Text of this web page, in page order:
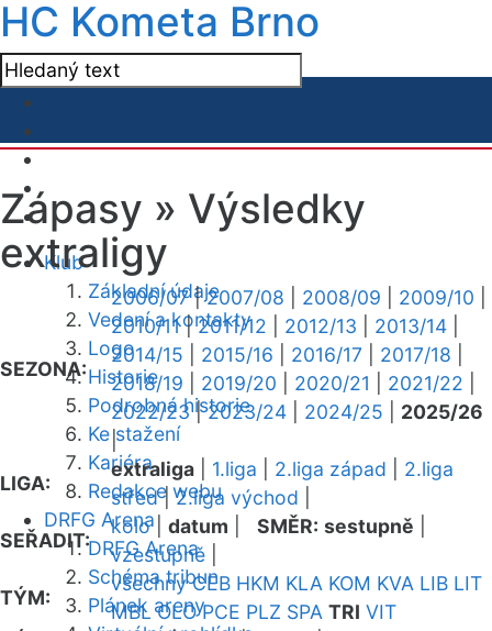
HC Kometa Brno
Klub
Základní údaje
Vedení a kontakty
Logo
Historie
Podrobná historie
Ke stažení
Kariéra
Redakce webu
DRFG Arena
DRFG Arena
Schéma tribun
Plánek areny
Zápasy » Výsledky
extraligy
SEZONA:
2006/07|2007/08 2008/09 2009/10
2010/11|2011/12 2012/13 2013/14
2014/15
2015/16 2016/17 2017/18
2018/19
2019/20 2020/21 2021/22
2022/23|2023/24 2024/25
2025/26
|
LIGA:
extraliga 1.liga 2.liga západ
2.liga
střed|2.liga východ
SEŘADIT:
kolo| datum SMĚR: sestupně
vzestupně
TÝM:
všechny CEB HKM KLA KOM KVA LIB LIT
MBL OLO PCE PLZ SPA TRI VIT